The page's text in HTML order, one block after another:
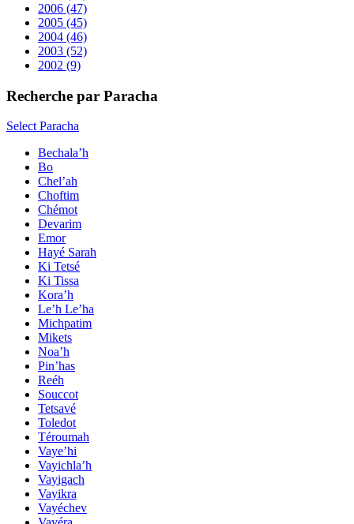
2006 (47)
2005 (45)
2004 (46)
2003 (52)
2002 (9)
Recherche par Paracha
Select Paracha
Bechala’h
Bo
Chel’ah
Choftim
Chémot
Devarim
Emor
Hayé Sarah
Ki Tetsé
Ki Tissa
Kora’h
Le’h Le’ha
Michpatim
Mikets
Noa’h
Pin’has
Reéh
Souccot
Tetsavé
Toledot
Téroumah
Vaye’hi
Vayichla’h
Vayigach
Vayikra
Vayéchev